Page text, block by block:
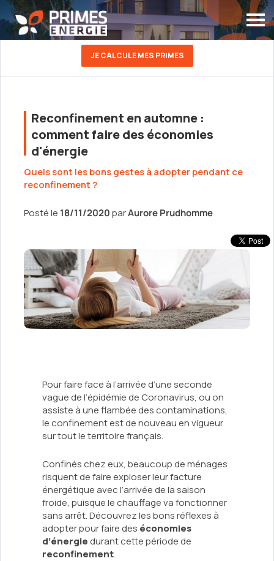
JE CALCULE MES PRIMES
Reconfinement en automne :
comment faire des économies
d'énergie
Quels sont les bons gestes à adopter pendant ce
reconfinement ?
Posté le 18/11/2020parAurore Prudhomme
Pour faire face à l’arrivée d’une seconde
vague de l’épidémie de Coronavirus, ou on
assiste à une flambée des contaminations,
le confinement est de nouveau en vigueur
sur tout le territoire français.
Confinés chez eux, beaucoup de ménages
risquent de faire exploser leur facture
énergétique avec l’arrivée de la saison
froide, puisque le chauffage va fonctionner
sans arrêt. Découvrez les bons réflexes à
adopter pour faire des économies
d’énergie durant cette période de
reconfinement.